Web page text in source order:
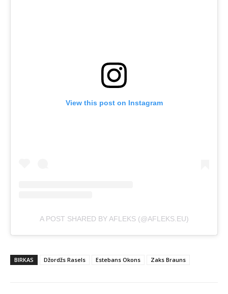
View this post on Instagram
A POST SHARED BY AFLEKS (@AFLEKS.EU)
BIRKAS Džordžs Rasels Estebans Okons Zaks Brauns